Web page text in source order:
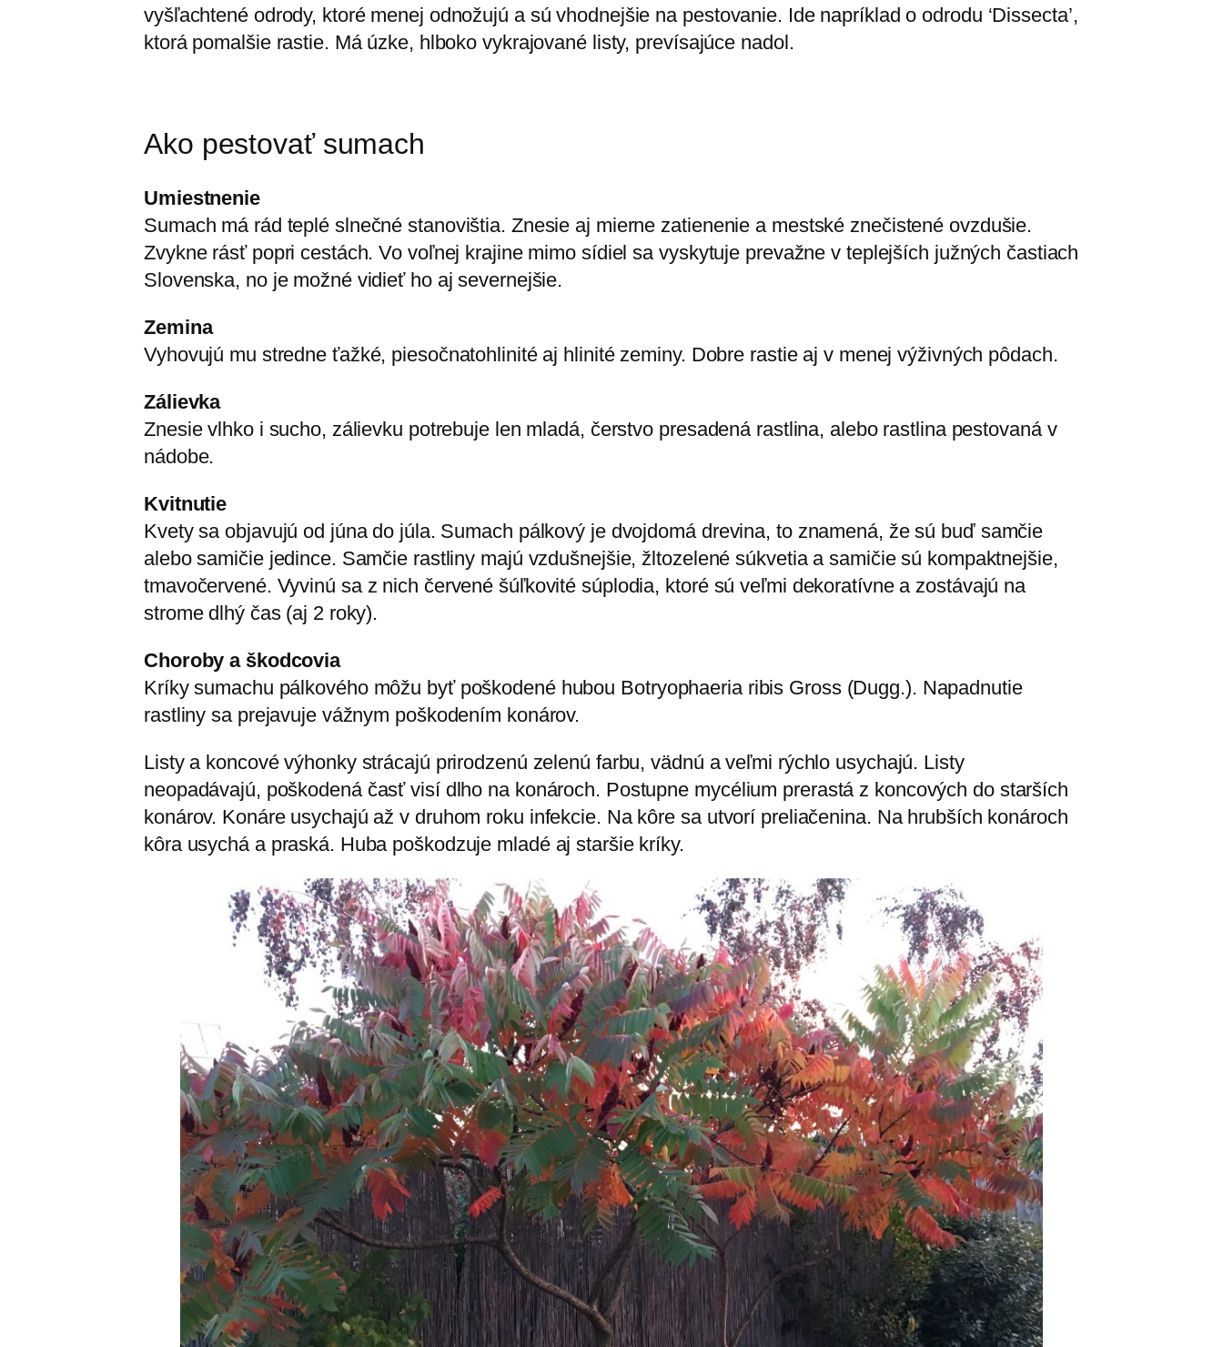
vyšľachtené odrody, ktoré menej odnožujú a sú vhodnejšie na pestovanie. Ide napríklad o odrodu ‘Dissecta’,
ktorá pomalšie rastie. Má úzke, hlboko vykrajované listy, prevísajúce nadol.
Ako pestovať sumach
Umiestnenie
Sumach má rád teplé slnečné stanovištia. Znesie aj mierne zatienenie a mestské znečistené ovzdušie.
Zvykne rásť popri cestách. Vo voľnej krajine mimo sídiel sa vyskytuje prevažne v teplejších južných častiach
Slovenska, no je možné vidieť ho aj severnejšie.
Zemina
Vyhovujú mu stredne ťažké, piesočnatohlinité aj hlinité zeminy. Dobre rastie aj v menej výživných pôdach.
Zálievka
Znesie vlhko i sucho, zálievku potrebuje len mladá, čerstvo presadená rastlina, alebo rastlina pestovaná v
nádobe.
Kvitnutie
Kvety sa objavujú od júna do júla. Sumach pálkový je dvojdomá drevina, to znamená, že sú buď samčie
alebo samičie jedince. Samčie rastliny majú vzdušnejšie, žltozelené súkvetia a samičie sú kompaktnejšie,
tmavočervené. Vyvinú sa z nich červené šúľkovité súplodia, ktoré sú veľmi dekoratívne a zostávajú na
strome dlhý čas (aj 2 roky).
Choroby a škodcovia
Kríky sumachu pálkového môžu byť poškodené hubou Botryophaeria ribis Gross (Dugg.). Napadnutie
rastliny sa prejavuje vážnym poškodením konárov.
Listy a koncové výhonky strácajú prirodzenú zelenú farbu, vädnú a veľmi rýchlo usychajú. Listy
neopadávajú, poškodená časť visí dlho na konároch. Postupne mycélium prerastá z koncových do starších
konárov. Konáre usychajú až v druhom roku infekcie. Na kôre sa utvorí preliačenina. Na hrubších konároch
kôra usychá a praská. Huba poškodzuje mladé aj staršie kríky.